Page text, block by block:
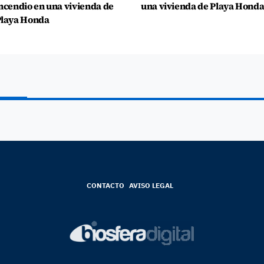
en una vivienda de
Honda
una vivienda de Playa Honda
CONTACTO AVISO LEGAL